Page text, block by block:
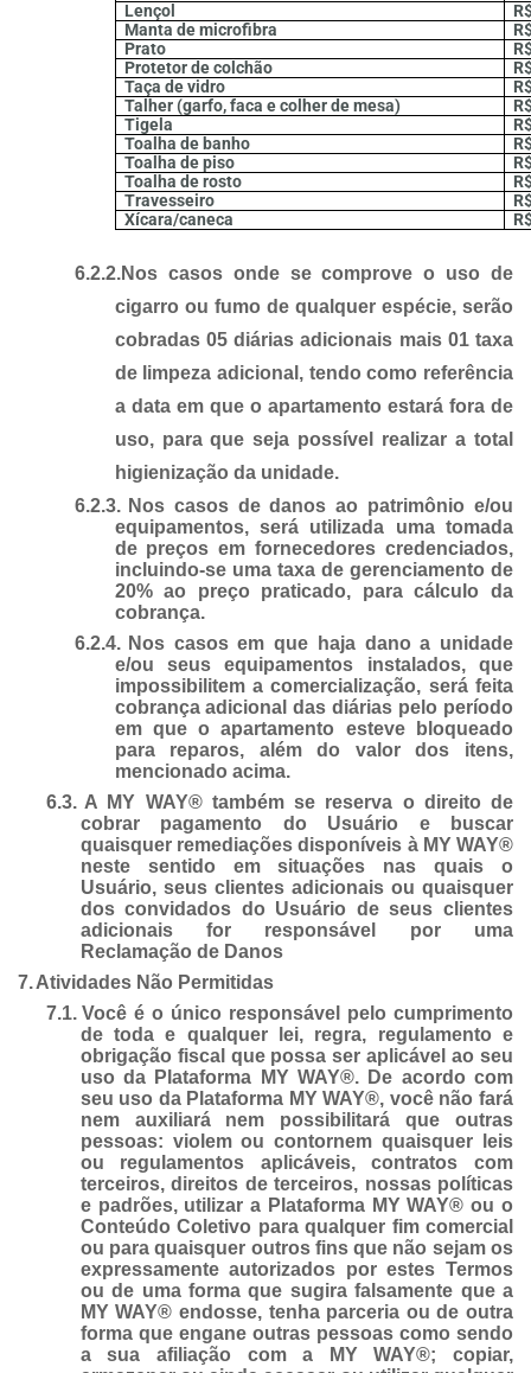
Lençol
Manta de microfibra
Prato
Protetor de colchão
Taça de vidro
Talher (garfo, faca e colher de mesa)
Tigela
Toalha de banho
Toalha de piso
Toalha de rosto
Travesseiro
Xícara/caneca
6.2.2.Nos casos onde se comprove o uso de
cigarro ou fumo de qualquer espécie, serão
cobradas 05 diárias adicionais mais 01 taxa
de limpeza adicional, tendo como referência
a data em que o apartamento estará fora de
uso, para que seja possível realizar a total
higienização da unidade.
6.2.3. Nos casos de danos ao patrimônio e/ou
equipamentos, será utilizada uma tomada
de preços em fornecedores credenciados,
incluindo-se uma taxa de gerenciamento de
20% ao preço praticado, para cálculo da
cobrança.
6.2.4. Nos casos em que haja dano a unidade
e/ou seus equipamentos instalados, que
impossibilitem a comercialização, será feita
cobrança adicional das diárias pelo período
em que o apartamento esteve bloqueado
para reparos, além do valor dos itens,
mencionado acima.
6.3. A MY WAY® também se reserva o direito de
cobrar pagamento do Usuário e buscar
quaisquer remediações disponíveis à MY WAY®
neste sentido em situações nas quais o
Usuário, seus clientes adicionais ou quaisquer
dos convidados do Usuário de seus clientes
adicionais for responsável por uma
Reclamação de Danos
7.Atividades Não Permitidas
7.1. Você é o único responsável pelo cumprimento
de toda e qualquer lei, regra, regulamento e
obrigação fiscal que possa ser aplicável ao seu
uso da Plataforma MY WAY®. De acordo com
seu uso da Plataforma MY WAY®, você não fará
nem auxiliará nem possibilitará que outras
pessoas: violem ou contornem quaisquer leis
ou regulamentos aplicáveis, contratos com
terceiros, direitos de terceiros, nossas políticas
e padrões, utilizar a Plataforma MY WAY® ou o
Conteúdo Coletivo para qualquer fim comercial
ou para quaisquer outros fins que não sejam os
expressamente autorizados por estes Termos
ou de uma forma que sugira falsamente que a
MY WAY® endosse, tenha parceria ou de outra
forma que engane outras pessoas como sendo
a sua afiliação com a MY WAY®; copiar,